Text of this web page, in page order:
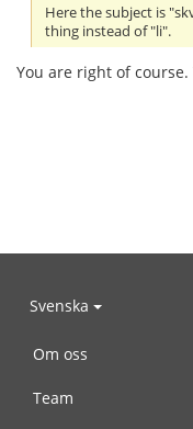
Here the subject is
thing instead of "li".
You are right of course.
Svenska
Om oss
Team